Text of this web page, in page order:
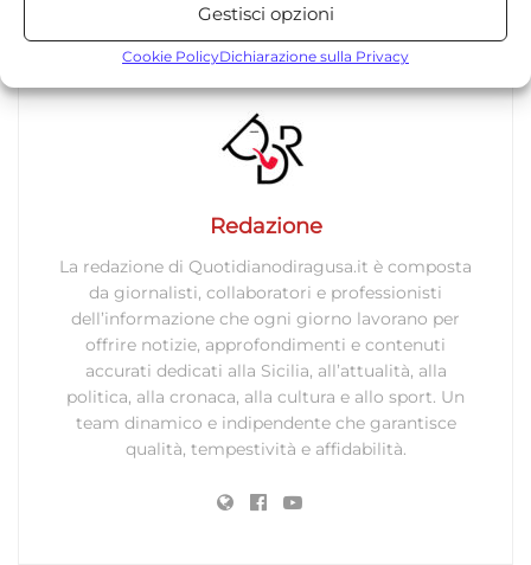
Archiviare informazioni su dispositivo e/o accedervi, Misurare le
prestazioni degli annunci, Misurare le prestazioni dei contenuti,
combinazione di dati provenienti da fonti diverse.
dati limitati per la selezione della pubblicità, Creare profili per la
pubblicità personalizzata, Creare profili per la personalizzazione
dei contenuti, Utilizzare profili per la selezione di contenuti
personalizzati, Sviluppare e migliorare i servizi, Utilizzare dati
limitati per la selezione dei contenuti.
Funzionalità Sempre attivo
Abbinare e combinare dati provenienti da altre
Identificare i dispositivi in base alle informazioni
Gestisci opzioni
Cookie PolicyDichiarazione sulla Privacy
TORNA IN SICILIA
Redazione
La redazione di Quotidianodiragusa.it è composta
da giornalisti, collaboratori e professionisti
dell’informazione che ogni giorno lavorano per
offrire notizie, approfondimenti e contenuti
accurati dedicati alla Sicilia, all’attualità, alla
politica, alla cronaca, alla cultura e allo sport. Un
team dinamico e indipendente che garantisce
qualità, tempestività e affidabilità.